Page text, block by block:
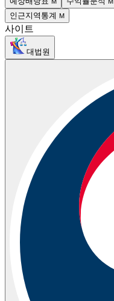
인근지역통계 M
사이트
대법원